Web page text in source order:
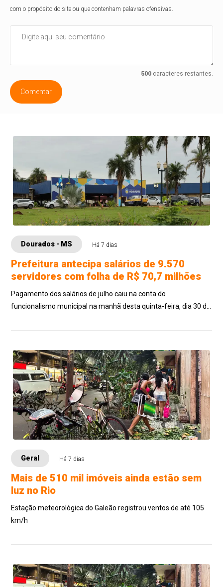
com o propósito do site ou que contenham palavras ofensivas.
500caracteres restantes.
Comentar
Dourados - MS Há 7 dias
Prefeitura antecipa salários de 9.570
servidores com folha de R$ 70,7 milhões
Pagamento dos salários de julho caiu na conta do
funcionalismo municipal na manhã desta quinta-feira, dia 30 de
Geral Há 7 dias
Mais de 510 mil imóveis ainda estão sem
luz no Rio
Estação meteorológica do Galeão registrou ventos de até 105
km/h